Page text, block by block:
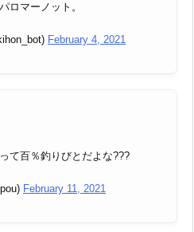
ロマーノット。
February 4, 2021
て百％釣りびとだよな???
February 11, 2021